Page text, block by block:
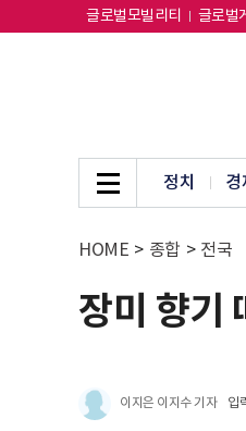
글로벌모빌리티 글로벌
정치 경
HOME > 종합 > 전국
장미 향기
이지은 이지수 기자 입